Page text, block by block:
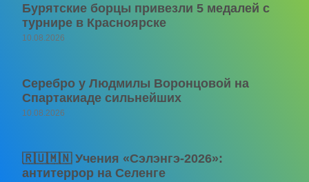
Бурятские борцы привезли 5 медалей с
турнире в Красноярске
10.08.2026
Серебро у Людмилы Воронцовой на
Спартакиаде сильнейших
10.08.2026
🇷🇺🇲🇳 Учения «Сэлэнгэ-2026»:
антитеррор на Селенге